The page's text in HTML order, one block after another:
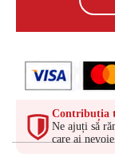
Contribuția
Ne ajuți să
care ai nevoie